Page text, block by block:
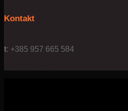
Kontakt
t: +385 957 665 584